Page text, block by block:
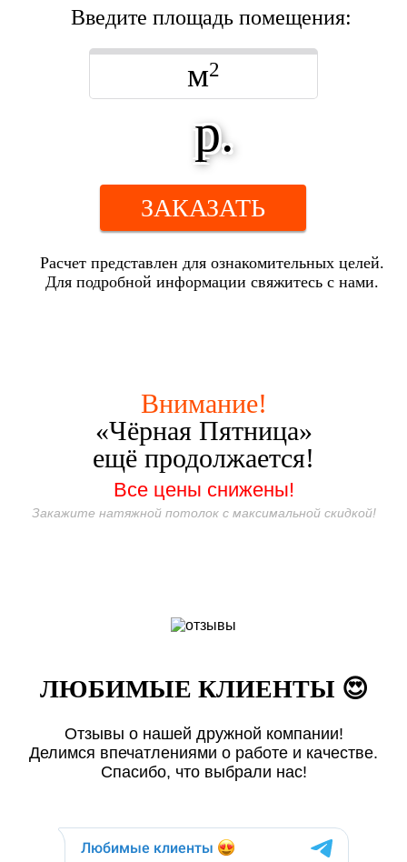
Введите площадь помещения:
м2
р.
ЗАКАЗАТЬ
Расчет представлен для ознакомительных целей.
Для подробной информации свяжитесь с нами.
Внимание!
«Чёрная Пятница»
ещё продолжается!
Все цены снижены!
Закажите натяжной потолок с максимальной скидкой!
ЛЮБИМЫЕ КЛИЕНТЫ 😍
Отзывы о нашей дружной компании!
Делимся впечатлениями о работе и качестве.
Спасибо, что выбрали нас!